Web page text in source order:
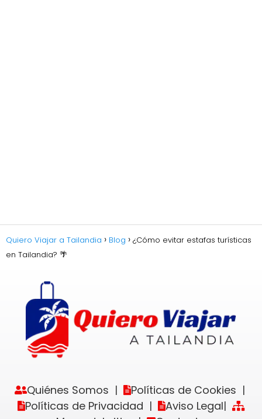
Quiero Viajar a Tailandia Blog
¿Cómo evitar estafas turísticas
en Tailandia? 🌴
Quiénes Somos | Políticas de Cookies |
Políticas de Privacidad | Aviso Legal|